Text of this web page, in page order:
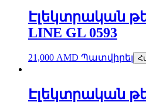
Էլեկտրական
LINE GL 0593
21,000 AMD Պատվիրել
Էլեկտրական